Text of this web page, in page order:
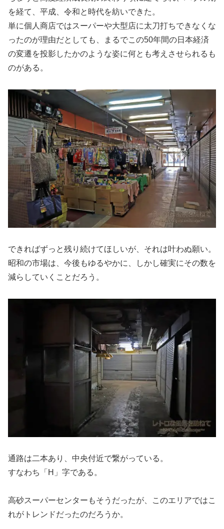
を経て、平成、令和と時代を紡いできた。
単に個人商店ではスーパーや大型店に太刀打ちできなくな
ったのが理由だとしても、まるでこの50年間の日本経済
の変遷を投影したかのような姿に何とも考えさせられるも
のがある。
できればずっと残り続けてほしいが、それは叶わぬ願い。
昭和の市場は、今後もゆるやかに、しかし確実にその数を
減らしていくことだろう。
通路は二本あり、中央付近で繋がっている。
すなわち「H」字である。
高砂スーパーセンターもそうだったが、このエリアではこ
れがトレンドだったのだろうか。